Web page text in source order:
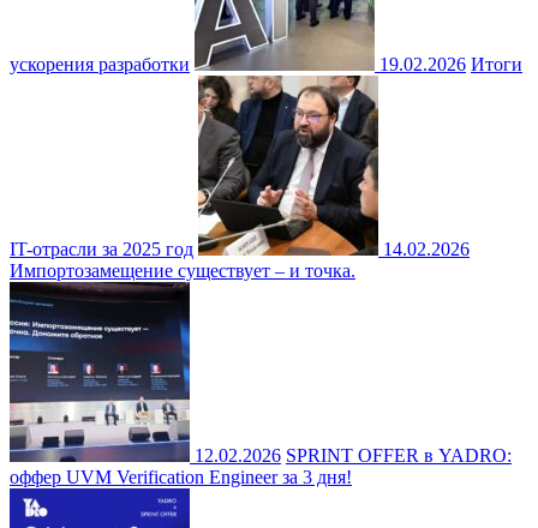
ускорения разработки 19.02.2026 Итоги
IT-отрасли за 2025 год
14.02.2026
Импортозамещение существует – и точка.
12.02.2026 SPRINT OFFER в YADRO:
оффер UVM Verification Engineer за 3 дня!